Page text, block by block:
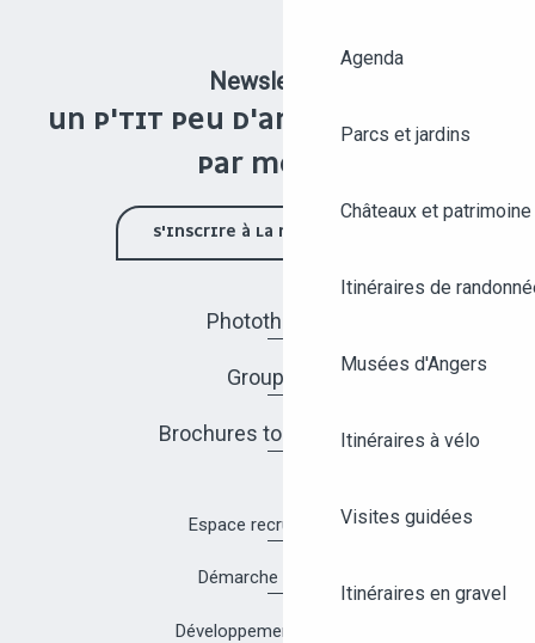
Agenda
Parcs et jardins
Châteaux et patrimoine
Itinéraires de
Musées d'Angers
Itinéraires à vélo
Visites guidées
Itinéraires en gravel
Newsletter
UN P'TIT PEU D'ANGERS UNE FOIS
PAR MOIS !
S'INSCRIRE À LA NEWSLETTER
Photothèque
Groupes
Brochures touristiques
Espace recrutement
Démarche Qualité
Développement durable